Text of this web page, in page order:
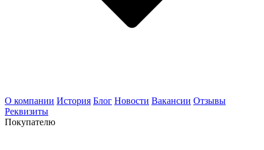
О компании История Блог Новости Вакансии Отзывы
Реквизиты
Покупателю